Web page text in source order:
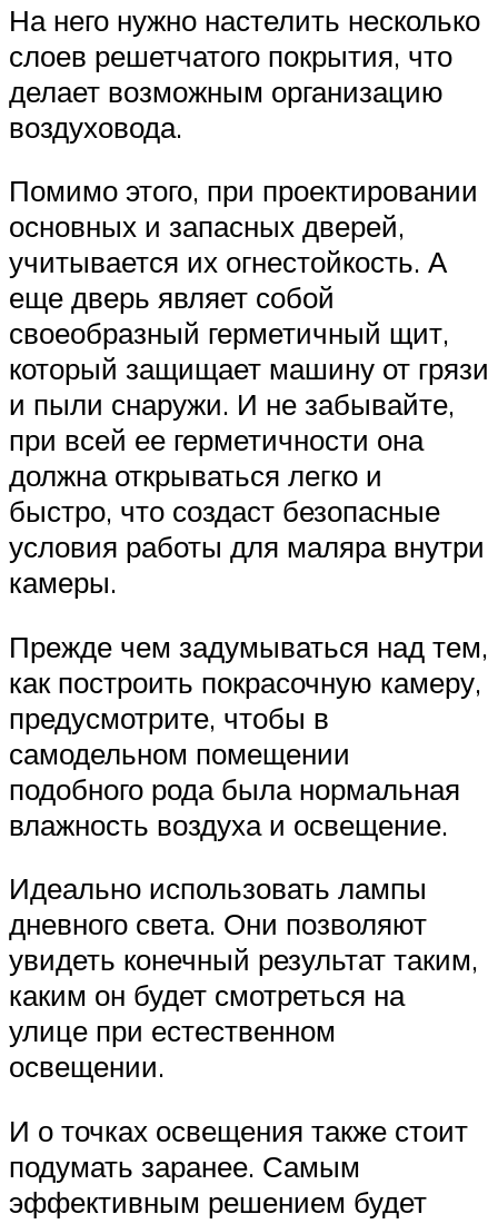
На него нужно настелить несколько
слоев решетчатого покрытия, что
делает возможным организацию
воздуховода.
Помимо этого, при проектировании
основных и запасных дверей,
учитывается их огнестойкость. А
еще дверь являет собой
своеобразный герметичный щит,
который защищает машину от грязи
и пыли снаружи. И не забывайте,
при всей ее герметичности она
должна открываться легко и
быстро, что создаст безопасные
условия работы для маляра внутри
камеры.
Прежде чем задумываться над тем,
как построить покрасочную камеру,
предусмотрите, чтобы в
самодельном помещении
подобного рода была нормальная
влажность воздуха и освещение.
Идеально использовать лампы
дневного света. Они позволяют
увидеть конечный результат таким,
каким он будет смотреться на
улице при естественном
освещении.
И о точках освещения также стоит
подумать заранее. Самым
эффективным решением будет